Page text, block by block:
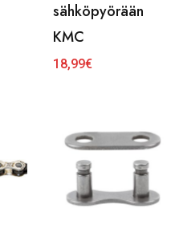
sähköpyörään
KMC
18,99€